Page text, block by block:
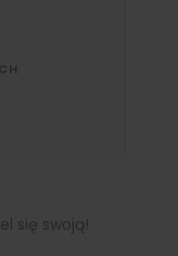
się swoją!